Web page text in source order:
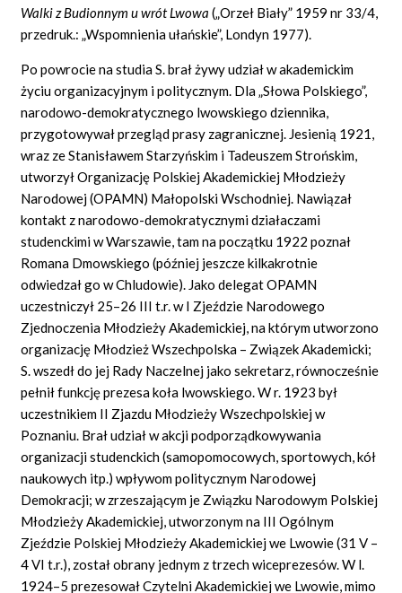
Walki z Budionnym u wrót Lwowa(„Orzeł Biały” 1959 nr 33/4,
przedruk.: „Wspomnienia ułańskie”, Londyn 1977).
Po powrocie na studia S. brał żywy udział w akademickim
życiu organizacyjnym i politycznym. Dla „Słowa Polskiego”,
narodowo-demokratycznego lwowskiego dziennika,
przygotowywał przegląd prasy zagranicznej. Jesienią 1921,
wraz ze Stanisławem Starzyńskim i Tadeuszem Strońskim,
utworzył Organizację Polskiej Akademickiej Młodzieży
Narodowej (OPAMN) Małopolski Wschodniej. Nawiązał
kontakt z narodowo-demokratycznymi działaczami
studenckimi w Warszawie, tam na początku 1922 poznał
Romana Dmowskiego (później jeszcze kilkakrotnie
odwiedzał go w Chludowie). Jako delegat OPAMN
uczestniczył 25–26 III t.r. w I Zjeździe Narodowego
Zjednoczenia Młodzieży Akademickiej, na którym utworzono
organizację Młodzież Wszechpolska – Związek Akademicki;
S. wszedł do jej Rady Naczelnej jako sekretarz, równocześnie
pełnił funkcję prezesa koła lwowskiego. W r. 1923 był
uczestnikiem II Zjazdu Młodzieży Wszechpolskiej w
Poznaniu. Brał udział w akcji podporządkowywania
organizacji studenckich (samopomocowych, sportowych, kół
naukowych itp.) wpływom politycznym Narodowej
Demokracji; w zrzeszającym je Związku Narodowym Polskiej
Młodzieży Akademickiej, utworzonym na III Ogólnym
Zjeździe Polskiej Młodzieży Akademickiej we Lwowie (31 V –
4 VI t.r.), został obrany jednym z trzech wiceprezesów. W l.
1924–5 prezesował Czytelni Akademickiej we Lwowie, mimo